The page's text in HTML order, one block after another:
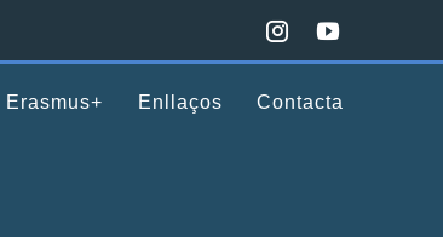
Erasmus+ Enllaços Contacta